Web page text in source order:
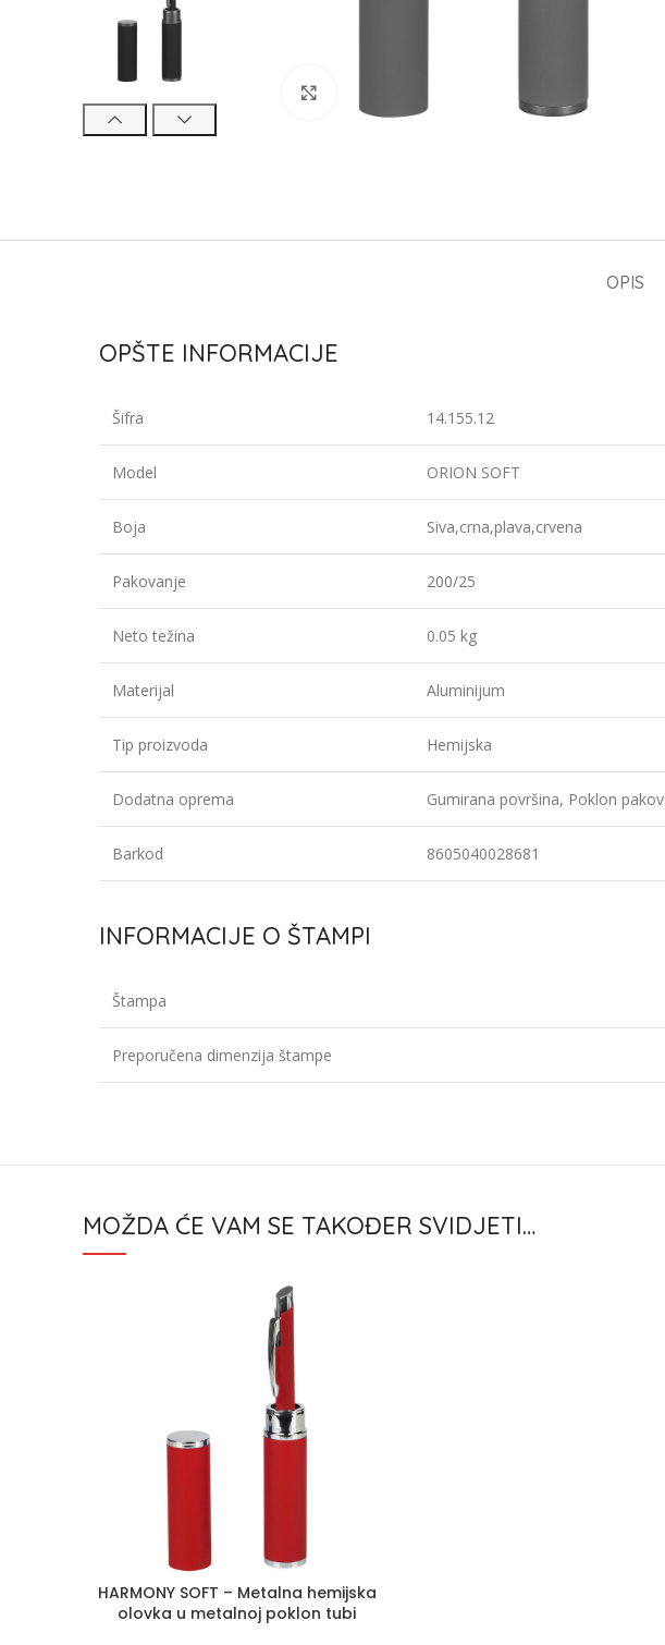
OPIS
OPŠTE INFORMACIJE
Šifra 14.155.12
Model ORION SOFT
Boja Siva,crna,plava,crvena
Pakovanje 200/25
Neto težina 0.05 kg
Materijal Aluminijum
Tip proizvoda Hemijska
Dodatna oprema Gumirana površina, Poklon
Barkod 8605040028681
INFORMACIJE O ŠTAMPI
Štampa
Preporučena dimenzija štampe
MOŽDA ĆE VAM SE TAKOĐER SVIDJETI…
HARMONY SOFT – Metalna hemijska
olovka u metalnoj poklon tubi